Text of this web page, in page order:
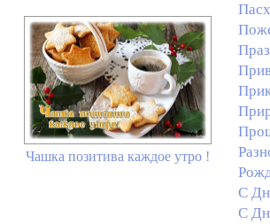
Чашка позитива каждое утро !
С
С